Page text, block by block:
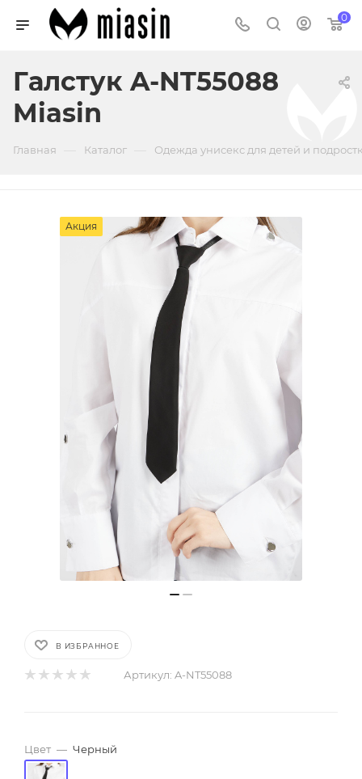
0
Галстук A-NT55088
Miasin
Главная Каталог Одежда унисекс для детей и
Акция
В ИЗБРАННОЕ
Артикул: A-NT55088
Цвет — Черный